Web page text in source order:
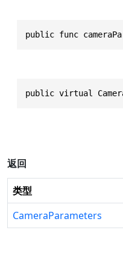
public func
public virtual
返回
类型
CameraParameters